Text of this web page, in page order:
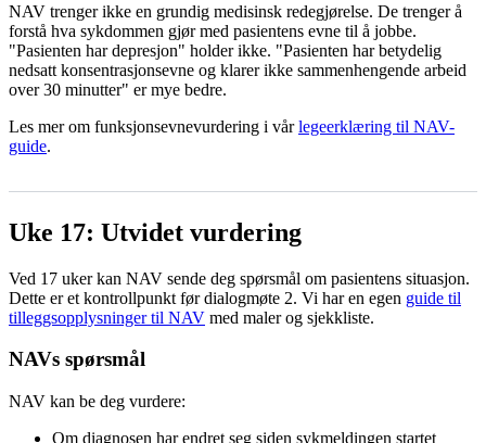
NAV trenger ikke en grundig medisinsk redegjørelse. De trenger å
forstå hva sykdommen gjør med pasientens evne til å jobbe.
"Pasienten har depresjon" holder ikke. "Pasienten har betydelig
nedsatt konsentrasjonsevne og klarer ikke sammenhengende arbeid
over 30 minutter" er mye bedre.
Les mer om funksjonsevnevurdering i vårlegeerklæring til NAV-
guide.
Uke 17: Utvidet vurdering
Ved 17 uker kan NAV sende deg spørsmål om pasientens situasjon.
Dette er et kontrollpunkt før dialogmøte 2. Vi har en egen guide til
tilleggsopplysninger til NAV med maler og sjekkliste.
NAVs spørsmål
NAV kan be deg vurdere:
Om diagnosen har endret seg siden sykmeldingen startet